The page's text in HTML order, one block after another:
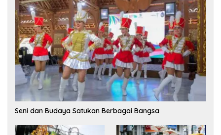
Seni dan Budaya Satukan Berbagai Bangsa